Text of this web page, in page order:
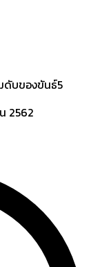
ดับของขันธ์5
2562